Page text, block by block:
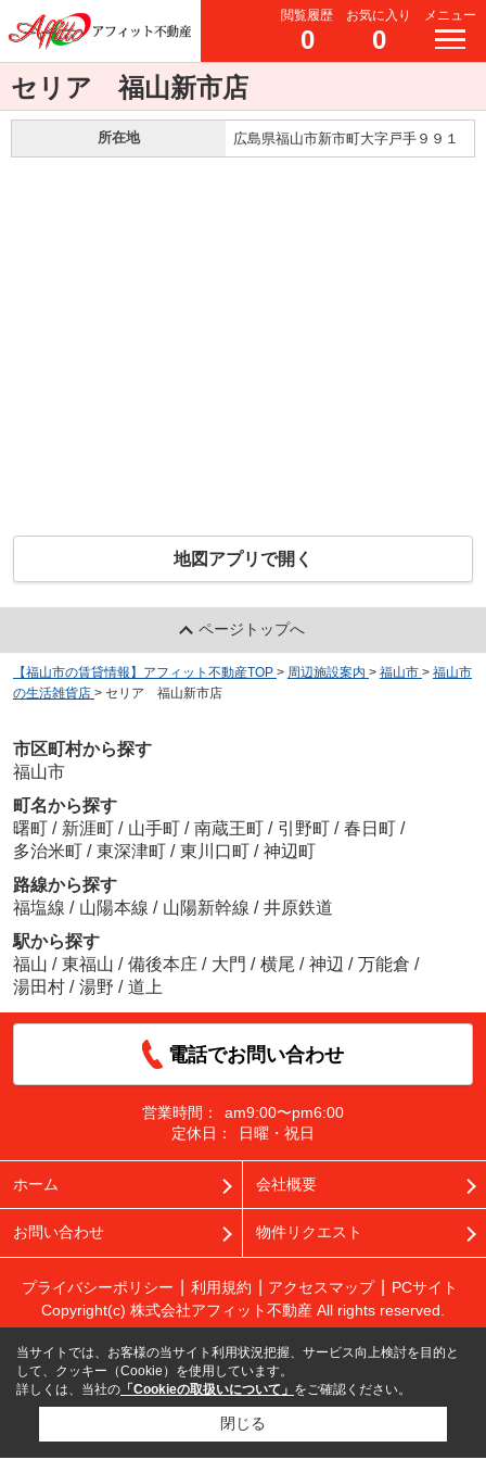
閲覧履歴
0
お気に入り
0
メニュー
セリア 福山新市店
所在地 広島県福山市新市町大字戸手９９１
地図アプリで開く
ページトップへ
【福山市の賃貸情報】アフィット不動産TOP > 周辺施設案内 > 福山市 > 福山市
の生活雑貨店 > セリア 福山新市店
市区町村から探す
福山市
町名から探す
曙町 / 新涯町 / 山手町 / 南蔵王町 / 引野町 / 春日町 /
多治米町 / 東深津町 / 東川口町 / 神辺町
路線から探す
福塩線 / 山陽本線 / 山陽新幹線 / 井原鉄道
駅から探す
福山 / 東福山 / 備後本庄 / 大門 / 横尾 / 神辺 / 万能倉 /
湯田村 / 湯野 / 道上
電話でお問い合わせ
営業時間：
am9:00〜pm6:00
定休日：
日曜・祝日
ホーム 会社概要
お問い合わせ 物件リクエスト
プライバシーポリシー 利用規約 アクセスマップ
PCサイト
Copyright(c) 株式会社アフィット不動産 All rights reserved.
当サイトでは、お客様の当サイト利用状況把握、サービス向上検討を目的と
して、クッキー（Cookie）を使用しています。
詳しくは、当社の 「Cookieの取扱いについて」 をご確認ください。
閉じる